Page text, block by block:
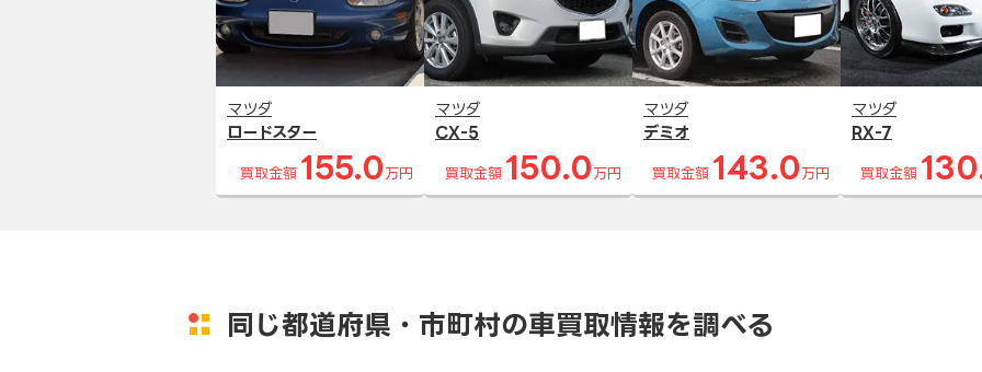
マツダ
ロードスター
買取金額 155.0 万円
マツダ
CX-5
買取金額 150.0 万円
マツダ
デミオ
買取金額 143.0 万円
マツダ
RX-7
買取金額
同じ都道府県・市町村の車買取情報を調べる